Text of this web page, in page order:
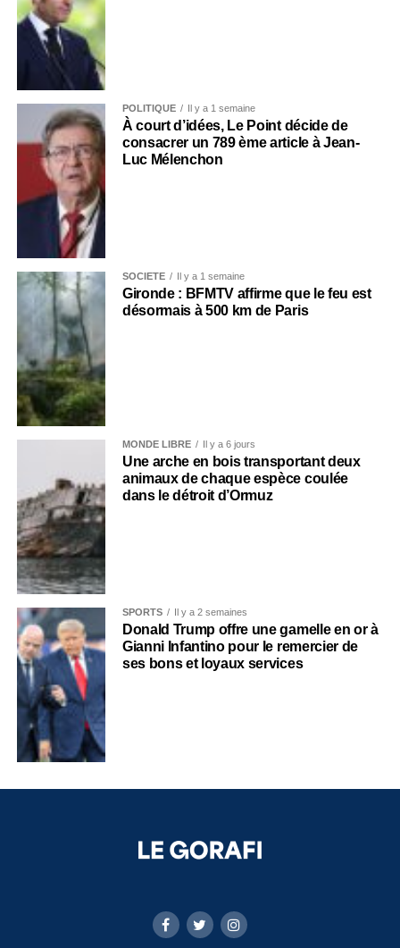
POLITIQUE Il y a 1 semaine
À court d’idées, Le Point décide de
consacrer un 789 ème article à Jean-
Luc Mélenchon
SOCIÉTÉ Il y a 1 semaine
Gironde : BFMTV affirme que le feu est
désormais à 500 km de Paris
MONDE LIBRE Il y a 6 jours
Une arche en bois transportant deux
animaux de chaque espèce coulée
dans le détroit d’Ormuz
SPORTS Il y a 2 semaines
Donald Trump offre une gamelle en or à
Gianni Infantino pour le remercier de
ses bons et loyaux services